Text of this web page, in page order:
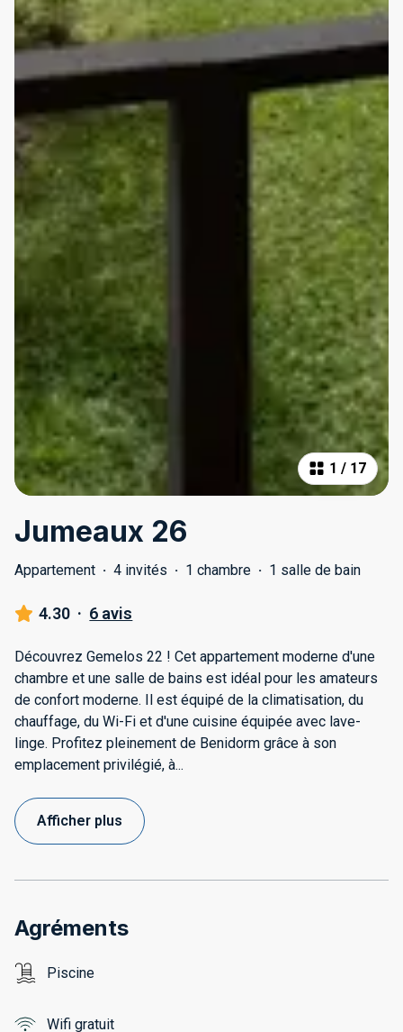
1 / 17
Jumeaux 26
Appartement · 4 invités · 1 chambre · 1 salle de bain
4.30 · 6 avis
Découvrez Gemelos 22 ! Cet appartement moderne d'une
chambre et une salle de bains est idéal pour les amateurs
de confort moderne. Il est équipé de la climatisation, du
chauffage, du Wi-Fi et d'une cuisine équipée avec lave-
linge. Profitez pleinement de Benidorm grâce à son
emplacement privilégié, à...
Afficher plus
Agréments
Piscine
Wifi gratuit